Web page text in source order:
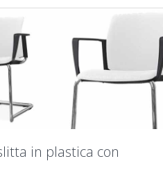
in plastica con